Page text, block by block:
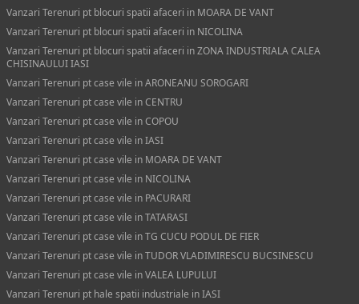
Vanzari Terenuri pt blocuri spatii afaceri in MOARA DE VANT
Vanzari Terenuri pt blocuri spatii afaceri in NICOLINA
Vanzari Terenuri pt blocuri spatii afaceri in ZONA INDUSTRIALA CALEA
CHISINAULUI IASI
Vanzari Terenuri pt case vile in ARONEANU SOROGARI
Vanzari Terenuri pt case vile in CENTRU
Vanzari Terenuri pt case vile in COPOU
Vanzari Terenuri pt case vile in IASI
Vanzari Terenuri pt case vile in MOARA DE VANT
Vanzari Terenuri pt case vile in NICOLINA
Vanzari Terenuri pt case vile in PACURARI
Vanzari Terenuri pt case vile in TATARASI
Vanzari Terenuri pt case vile in TG CUCU PODUL DE FIER
Vanzari Terenuri pt case vile in TUDOR VLADIMIRESCU BUCSINESCU
Vanzari Terenuri pt case vile in VALEA LUPULUI
Vanzari Terenuri pt hale spatii industriale in IASI